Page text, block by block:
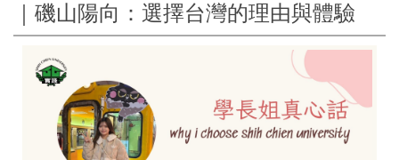
｜磯山陽向：選擇台灣的理由與體驗